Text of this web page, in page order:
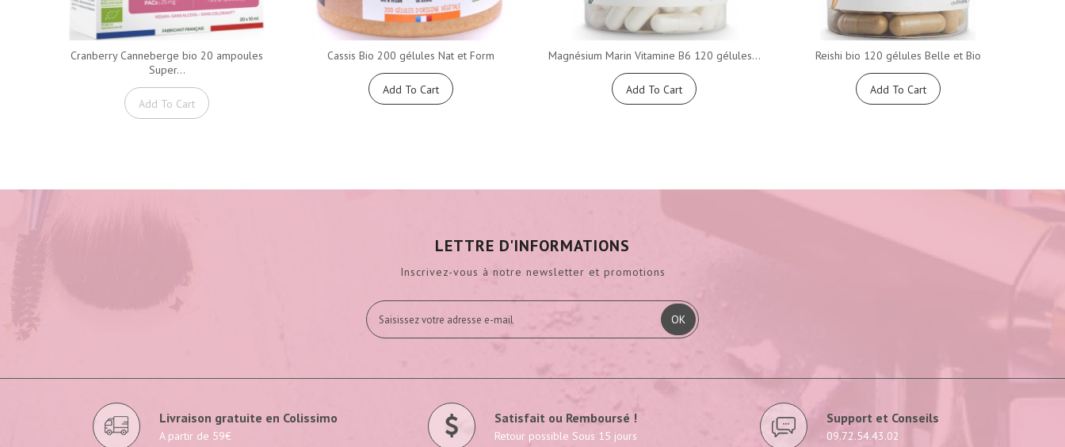
Cranberry Canneberge bio 20 ampoules
Super...
Add To Cart
Cassis Bio 200 gélules Nat et Form
Add To Cart
Magnésium Marin Vitamine B6 120 gélules...
Add To Cart
Reishi bio 120 gélules Belle et Bio
Add To Cart
LETTRE D'INFORMATIONS
Inscrivez-vous à notre newsletter et promotions
OK
Livraison gratuite en Colissimo
A partir de 59€
Satisfait ou Remboursé !
Retour possible Sous 15 jours
Support et Conseils
09.72.54.43.02